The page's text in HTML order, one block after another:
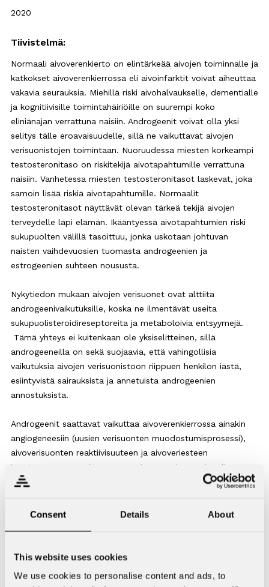
Consent Details About
This website uses cookies
We use cookies to personalise content and ads, to
2020
Tiivistelmä:
Normaali aivoverenkierto on elintärkeää aivojen toiminnalle ja
katkokset aivoverenkierrossa eli aivoinfarktit voivat aiheuttaa
vakavia seurauksia. Miehillä riski aivohalvaukselle, dementialle
ja kognitiivisille toimintahäiriöille on suurempi koko
eliniänajan verrattuna naisiin. Androgeenit voivat olla yksi
selitys tälle eroavaisuudelle, sillä ne vaikuttavat aivojen
verisuonistojen toimintaan. Nuoruudessa miesten korkeampi
testosteronitaso on riskitekijä aivotapahtumille verrattuna
naisiin. Vanhetessa miesten testosteronitasot laskevat, joka
samoin lisää riskiä aivotapahtumille. Normaalit
testosteronitasot näyttävät olevan tärkeä tekijä aivojen
terveydelle läpi elämän. Ikääntyessä aivotapahtumien riski
sukupuolten välillä tasoittuu, jonka uskotaan johtuvan
naisten vaihdevuosien tuomasta androgeenien ja
estrogeenien suhteen noususta.
Nykytiedon mukaan aivojen verisuonet ovat alttiita
androgeenivaikutuksille, koska ne ilmentävät useita
sukupuolisteroidireseptoreita ja metaboloivia entsyymejä.
Tämä yhteys ei kuitenkaan ole yksiselitteinen, sillä
androgeeneilla on sekä suojaavia, että vahingollisia
vaikutuksia aivojen verisuonistoon riippuen henkilön iästä,
esiintyvistä sairauksista ja annetuista androgeenien
annostuksista.
Androgeenit saattavat vaikuttaa aivoverenkierrossa ainakin
angiogeneesiin (uusien verisuonten muodostumisprosessi),
aivoverisuonten reaktiivisuuteen ja aivoveriesteen
läpäisevyyteen. Tutkimusten mukaan androgeenit edistävät
uusien verisuonten muodostumista, tosin suuri osa näistä
aivoverisuonistoa. Eläinkokeissa androgeenit ovat lisänneet
kuitenkin, että ikääntyessä annetut androgeenihoidot eivät
muodostumiseen, kuin nuorilla. Samat androgeenitasot eivät